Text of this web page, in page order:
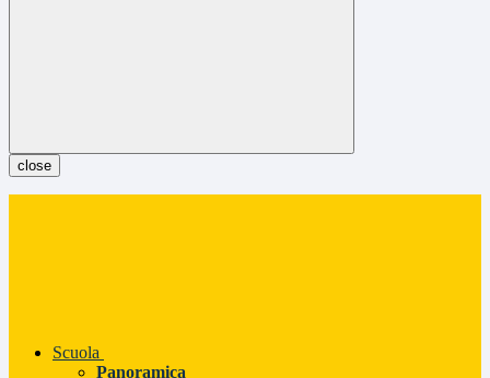
close
Scuola
Panoramica